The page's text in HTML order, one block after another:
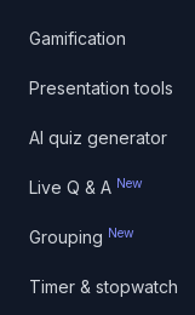
Gamification
Presentation tools
AI quiz generator
Live Q & A New
Grouping New
Timer & stopwatch